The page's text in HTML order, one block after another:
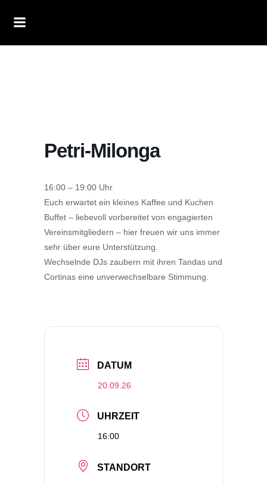
Petri-Milonga
16:00 – 19:00 Uhr
Euch erwartet ein kleines Kaffee und Kuchen
Buffet – liebevoll vorbereitet von engagierten
Vereinsmitgliedern – hier freuen wir uns immer
sehr über eure Unterstützung.
Wechselnde DJs zaubern mit ihren Tandas und
Cortinas eine unverwechselbare Stimmung.
DATUM
20.09.26
UHRZEIT
16:00
STANDORT